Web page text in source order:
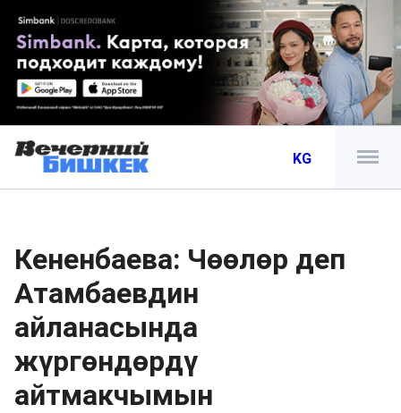
KG
Кененбаева: Чөөлөр деп
Атамбаевдин
айланасында
жүргөндөрдү
айтмакчымын